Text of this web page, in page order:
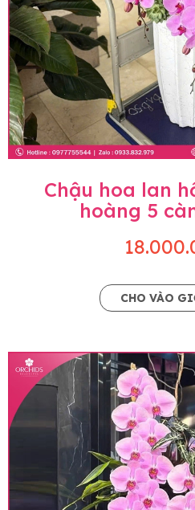
Chậu hoa lan
hoàng 5
CHO VÀO